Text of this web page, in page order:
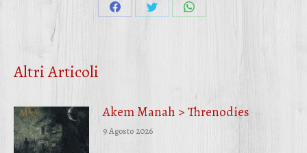
CondividiCondividiCondividi
Altri Articoli
Akem Manah > Threnodies
9 Agosto 2026